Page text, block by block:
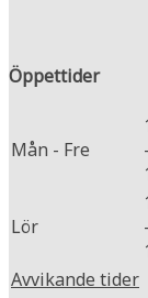
Öppettider
Mån - Fre
-
Lör
-
Avvikande tider